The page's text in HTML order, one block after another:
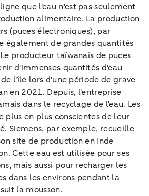
que l'eau n'est pas seulement
alimentaire. La production
(puces électroniques), par
également de grandes quantités
producteur taïwanais de puces
d'immenses quantités d'eau
l'île lors d'une période de grave
en 2021. Depuis, l'entreprise
dans le recyclage de l'eau. Les
plus en plus conscientes de leur
Siemens, par exemple, recueille
site de production en Inde
Cette eau est utilisée pour ses
mais aussi pour recharger les
dans les environs pendant la
la mousson.